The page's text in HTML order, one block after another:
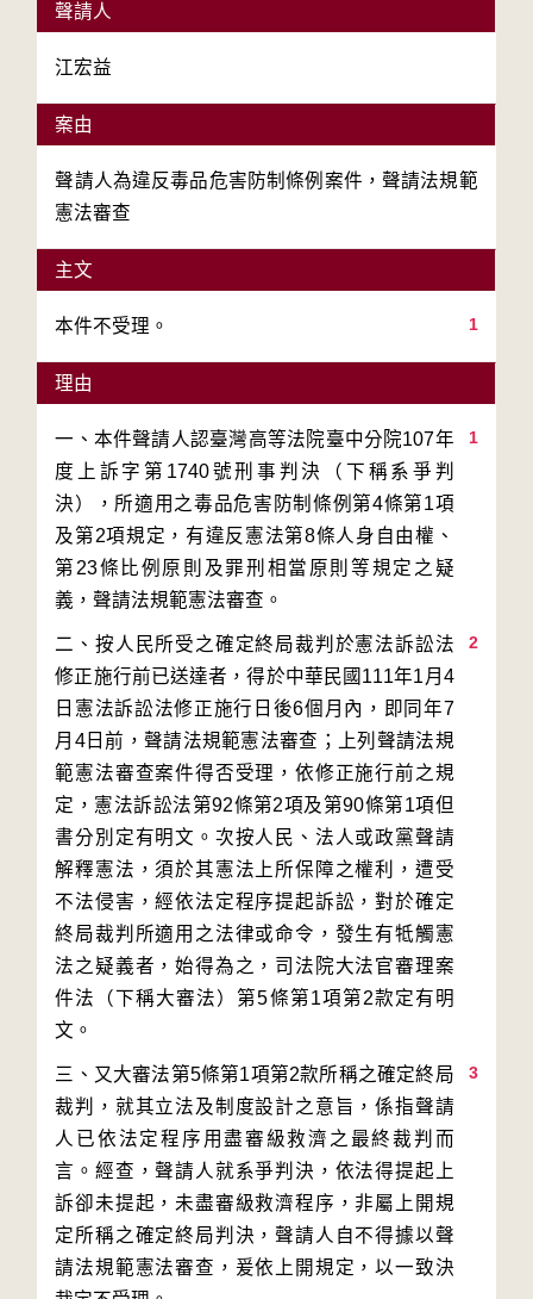
聲請人
江宏益
案由
聲請人為違反毒品危害防制條例案件，聲請法規範
憲法審查
主文
1
理由
1
一、本件聲請人認臺灣高等法院臺中分院107年
度上訴字第1740號刑事判決（下稱系爭判
決），所適用之毒品危害防制條例第4條第1項
及第2項規定，有違反憲法第8條人身自由權、
第23條比例原則及罪刑相當原則等規定之疑
2
二、按人民所受之確定終局裁判於憲法訴訟法
修正施行前已送達者，得於中華民國111年1月4
日憲法訴訟法修正施行日後6個月內，即同年7
月4日前，聲請法規範憲法審查；上列聲請法規
範憲法審查案件得否受理，依修正施行前之規
定，憲法訴訟法第92條第2項及第90條第1項但
書分別定有明文。次按人民、法人或政黨聲請
解釋憲法，須於其憲法上所保障之權利，遭受
不法侵害，經依法定程序提起訴訟，對於確定
終局裁判所適用之法律或命令，發生有牴觸憲
法之疑義者，始得為之，司法院大法官審理案
件法（下稱大審法）第5條第1項第2款定有明
3
三、又大審法第5條第1項第2款所稱之確定終局
裁判，就其立法及制度設計之意旨，係指聲請
人已依法定程序用盡審級救濟之最終裁判而
言。經查，聲請人就系爭判決，依法得提起上
訴卻未提起，未盡審級救濟程序，非屬上開規
定所稱之確定終局判決，聲請人自不得據以聲
請法規範憲法審查，爰依上開規定，以一致決